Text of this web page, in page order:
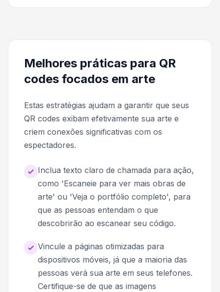
Melhores práticas para QR
codes focados em arte
Estas estratégias ajudam a garantir que seus
QR codes exibam efetivamente sua arte e
criem conexões significativas com os
espectadores.
Inclua texto claro de chamada para ação,
como 'Escaneie para ver mais obras de
arte' ou 'Veja o portfólio completo', para
que as pessoas entendam o que
descobrirão ao escanear seu código.
Vincule a páginas otimizadas para
dispositivos móveis, já que a maioria das
pessoas verá sua arte em seus telefones.
Certifique-se de que as imagens